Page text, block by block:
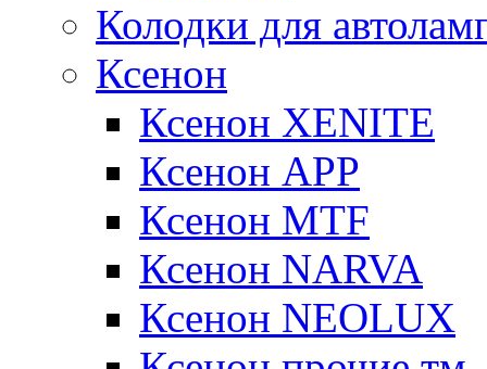
Колодки для
Ксенон
Ксенон XENITE
Ксенон APP
Ксенон MTF
Ксенон NARVA
Ксенон NEOLUX